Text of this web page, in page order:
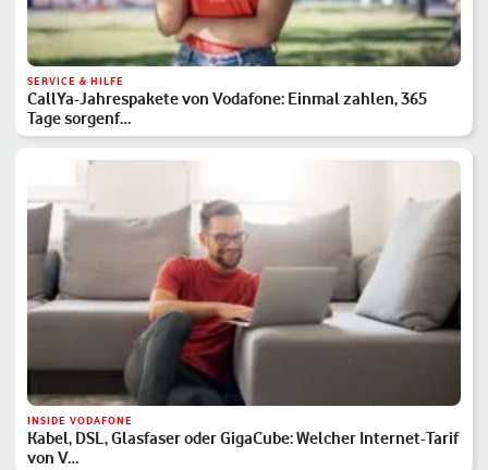
SERVICE & HILFE
CallYa-Jahrespakete von Vodafone: Einmal zahlen, 365
Tage sorgenf…
INSIDE VODAFONE
Kabel, DSL, Glasfaser oder GigaCube: Welcher Internet-Tarif
von V…